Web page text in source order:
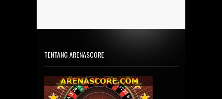
TENTANG ARENASCORE